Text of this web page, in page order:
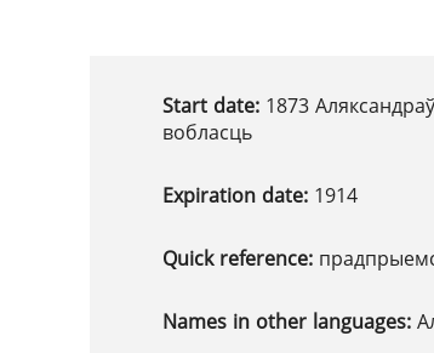
Start date: 1873
вобласць
Expiration date: 1914
Quick reference:
Names in other languages: